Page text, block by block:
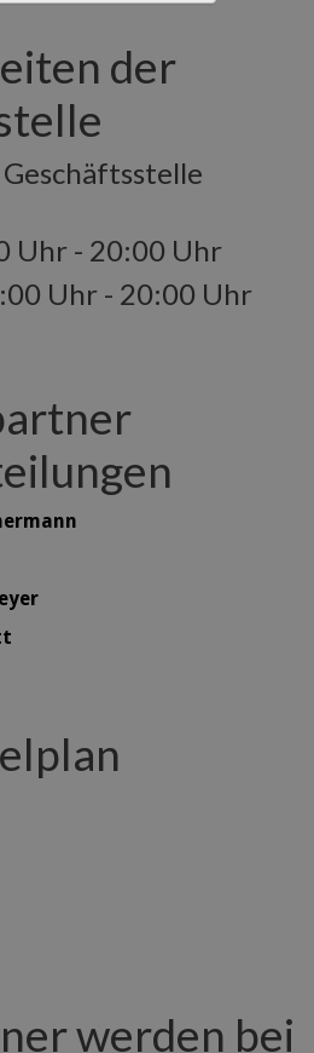
der
Uhr - 20:00 Uhr
Uhr - 20:00 Uhr
werden bei